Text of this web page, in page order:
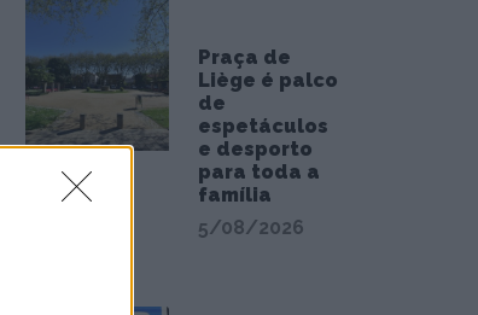
Praça de
Liège é palco
de
espetáculos
e desporto
para toda a
família
5/08/2026